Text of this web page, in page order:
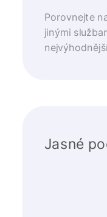
Porovnejte
jinými
Jasné